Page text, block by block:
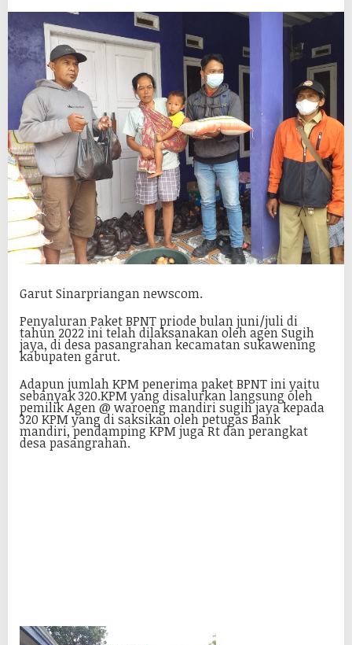
Garut Sinarpriangan newscom.
Penyaluran Paket BPNT priode bulan juni/juli di
tahun 2022 ini telah dilaksanakan oleh agen Sugih
jaya, di desa pasangrahan kecamatan sukawening
kabupaten garut.
Adapun jumlah KPM penerima paket BPNT ini yaitu
sebanyak 320.KPM yang disalurkan langsung oleh
pemilik Agen @ waroeng mandiri sugih jaya kepada
320 KPM yang di saksikan oleh petugas Bank
mandiri, pendamping KPM juga Rt dan perangkat
desa pasangrahan.